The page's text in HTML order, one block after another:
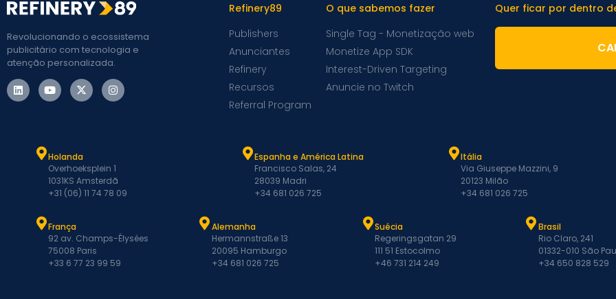
Revolucionando o ecossistema
publicitário com tecnologia e
atenção personalizada.
Refinery89
Publishers
Anunciantes
Refinery
Recursos
Referral Program
O que sabemos fazer
Single Tag - Monetização web
Monetize App SDK
Interest-Driven Targeting
Anuncie no Twitch
Quer ficar por dentro
Holanda
Overhoeksplein 1
1031KS Amsterdã
+31 (06) 11 74 78 09
Espanha e América Latina
Francisco Salas, 24
28039 Madri
+34 681 026 725
Itália
Via Giuseppe Mazzini, 9
20123 Milão
+34 681 026 725
França
92 av. Champs-Élysées
75008 Paris
+33 6 77 23 99 59
Alemanha
Hermannstraße 13
20095 Hamburgo
+34 681 026 725
Suécia
Regeringsgatan 29
111 51 Estocolmo
+46 731 214 249
Brasil
Rio Claro, 241
01332-010 São
+34 650 828 529